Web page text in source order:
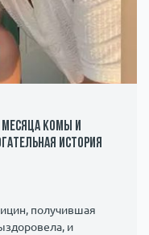
месяца комы и
история
получившая
и